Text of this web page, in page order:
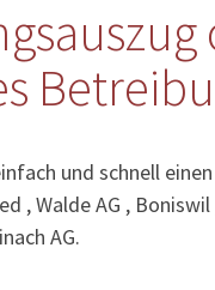
und schnell
, Walde AG ,
AG.